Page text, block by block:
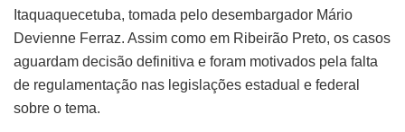
Itaquaquecetuba, tomada pelo desembargador Mário
Devienne Ferraz. Assim como em Ribeirão Preto, os casos
aguardam decisão definitiva e foram motivados pela falta
de regulamentação nas legislações estadual e federal
sobre o tema.